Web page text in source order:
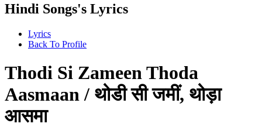
Hindi Songs's Lyrics
Lyrics
Back To Profile
Thodi Si Zameen Thoda
Aasmaan / थोडी सी जमीं, थोड़ा
आसमा